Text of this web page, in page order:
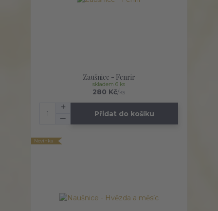
Zaušnice - Fenrir
280 Kč/ks
skladem 6 ks
Přidat do košíku
Novinka